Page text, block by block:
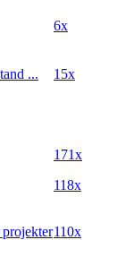
6x
... 15x
171x
118x
projekter110x